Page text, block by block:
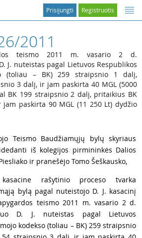
Registruotis
Prisijungti
2011
teismo 2011 m. vasario 2 d.
J. nuteistas pagal Lietuvos Respublikos
(toliau – BK) 259 straipsnio 1 dalį,
3 dalį, ir jam paskirta 40 MGL (5000
BK 199 straipsnio 2 dalį, pritaikius BK
paskirta 90 MGL (11 250 Lt) dydžio
Teismo Baudžiamųjų bylų skyriaus
iš kolegijos pirmininkės Dalios
ir pranešėjo Tomo Šeškausko,
rašytinio proceso tvarka
bylą pagal nuteistojo D. J. kasacinį
teismo 2011 m. vasario 2 d.
D. J. nuteistas pagal Lietuvos
kodekso (toliau – BK) 259 straipsnio